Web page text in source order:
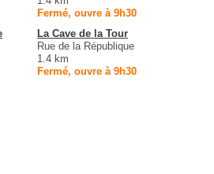
Fermé, ouvre à 9h30
La Cave de la Tour
Rue de la République
1.4 km
Fermé, ouvre à 9h30